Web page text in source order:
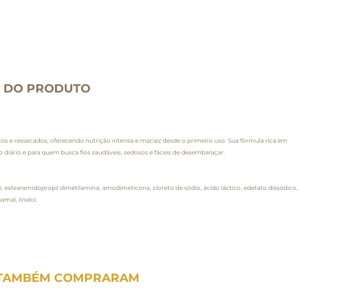
DO PRODUTO
e ressecados, oferecendo nutrição intensa e maciez desde o primeiro uso. Sua fórmula rica em
e para quem busca fios saudáveis, sedosos e fáceis de desembaraçar.
dimetilamina, amodimeticona, cloreto de sódio, ácido láctico, edetato dissódico,
linalol.
COMPRARAM